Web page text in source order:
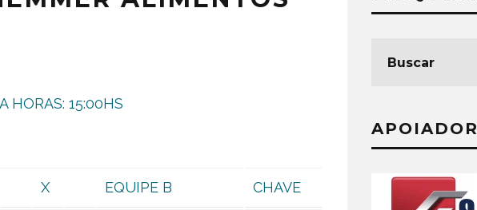
HORAS: 15:00HS
X EQUIPE B CHAVE